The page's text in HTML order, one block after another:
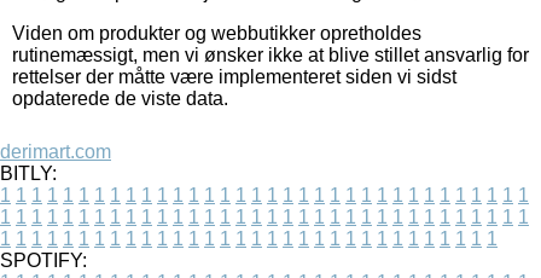
Viden om produkter og webbutikker opretholdes
rutinemæssigt, men vi ønsker ikke at blive stillet ansvarlig for
rettelser der måtte være implementeret siden vi sidst
opdaterede de viste data.
derimart.com
BITLY:
1 1 1 1 1 1 1 1 1 1 1 1 1 1 1 1 1 1 1 1 1 1 1 1 1 1 1 1 1 1 1 1 1 1
1 1 1 1 1 1 1 1 1 1 1 1 1 1 1 1 1 1 1 1 1 1 1 1 1 1 1 1 1 1 1 1 1 1
1 1 1 1 1 1 1 1 1 1 1 1 1 1 1 1 1 1 1 1 1 1 1 1 1 1 1 1 1 1 1 1
SPOTIFY: